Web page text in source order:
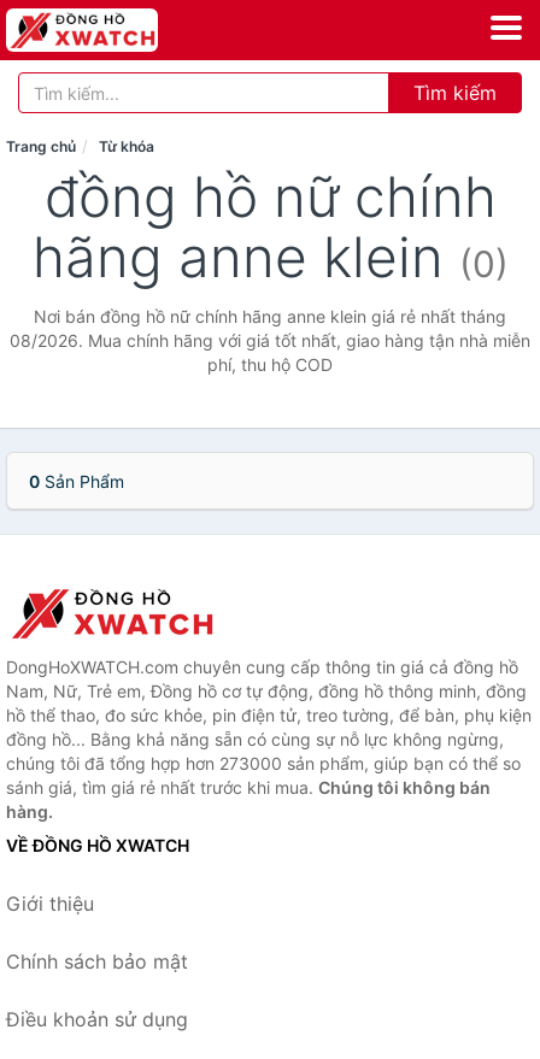
Tìm kiếm
Trang chủ Từ khóa
đồng hồ nữ chính
hãng anne klein (0)
Nơi bán đồng hồ nữ chính hãng anne klein giá rẻ nhất tháng
08/2026. Mua chính hãng với giá tốt nhất, giao hàng tận nhà miễn
phí, thu hộ COD
0 Sản Phẩm
DongHoXWATCH.com chuyên cung cấp thông tin giá cả đồng hồ
Nam, Nữ, Trẻ em, Đồng hồ cơ tự động, đồng hồ thông minh, đồng
hồ thể thao, đo sức khỏe, pin điện tử, treo tường, để bàn, phụ kiện
đồng hồ... Bằng khả năng sẵn có cùng sự nỗ lực không ngừng,
chúng tôi đã tổng hợp hơn 273000 sản phẩm, giúp bạn có thể so
sánh giá, tìm giá rẻ nhất trước khi mua. Chúng tôi không bán
hàng.
VỀ ĐỒNG HỒ XWATCH
Giới thiệu
Chính sách bảo mật
Điều khoản sử dụng